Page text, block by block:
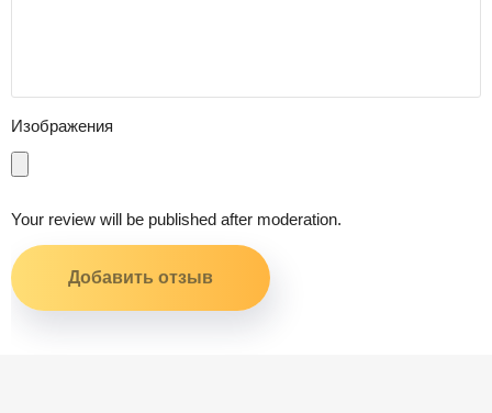
Изображения
Your review will be published after moderation.